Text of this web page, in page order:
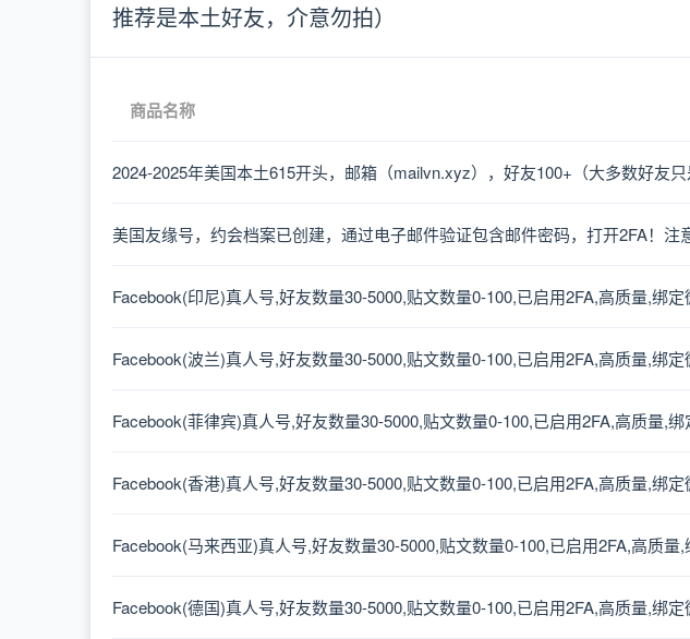
推荐是本土好友，介意勿拍）
商品名称
2024-2025年美国本土615开头，邮箱（mailvn.xyz），好友100+（大多数好友
美国友缘号，约会档案已创建，通过电子邮件验证包含邮件密码，打开2FA！注
Facebook(印尼)真人号,好友数量30-5000,贴文数量0-100,已启用2FA,高质量,绑
Facebook(波兰)真人号,好友数量30-5000,贴文数量0-100,已启用2FA,高质量,绑
Facebook(菲律宾)真人号,好友数量30-5000,贴文数量0-100,已启用2FA,高质量,
Facebook(香港)真人号,好友数量30-5000,贴文数量0-100,已启用2FA,高质量,绑
Facebook(马来西亚)真人号,好友数量30-5000,贴文数量0-100,已启用2FA,高质
Facebook(德国)真人号,好友数量30-5000,贴文数量0-100,已启用2FA,高质量,绑